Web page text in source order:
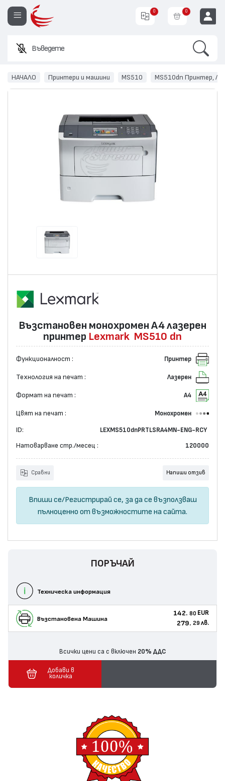
Въведете име или к
0 0
НАЧАЛО Принтери и машини MS510 MS510dn Принтер,
Възстановен монохромен А4 лазерен
принтер Lexmark MS510 dn
Функционалност : Принтер
Технология на печат : Лазерен
Формат на печат : А4
Цвят на печат : Монохромен
ID: LEXMS510dnPRTLSRA4MN-ENG-RCY
Натоварване стр./месец : 120000
Сравни Напиши отзив
Впиши се/Регистрирай се, за да се възползваш
пълноценно от възможностите на сайта.
ПОРЪЧАЙ
Техническа информация
Възстановенa Машина
142. 80 EUR
279. 29 лв.
Всички цени са с включен 20% ДДС
Добави в
количка